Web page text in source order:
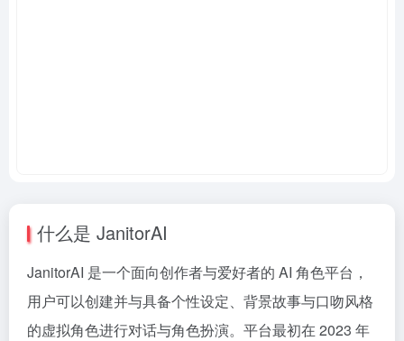
什么是 JanitorAI
JanitorAI 是一个面向创作者与爱好者的 AI 角色平台，
用户可以创建并与具备个性设定、背景故事与口吻风格
的虚拟角色进行对话与角色扮演。平台最初在 2023 年